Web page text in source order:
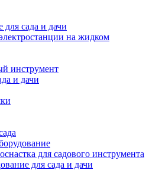
для сада и дачи
на жидком
инструмент
и дачи
для садового инструмента
для сада и дачи